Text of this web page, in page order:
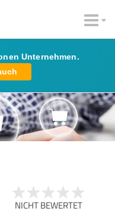
Unternehmen.
NICHT BEWERTET